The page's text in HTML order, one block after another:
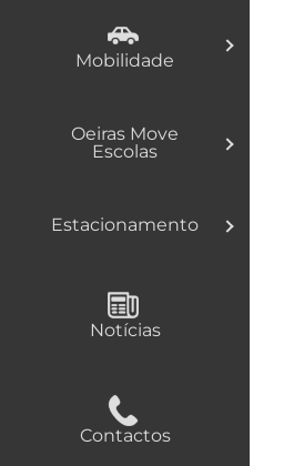
Mobilidade
Oeiras Move
Escolas
Estacionamento
Notícias
Contactos